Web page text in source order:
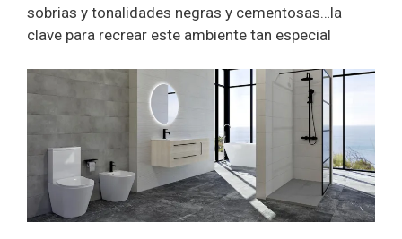
sobrias y tonalidades negras y cementosas…la
clave para recrear este ambiente tan especial